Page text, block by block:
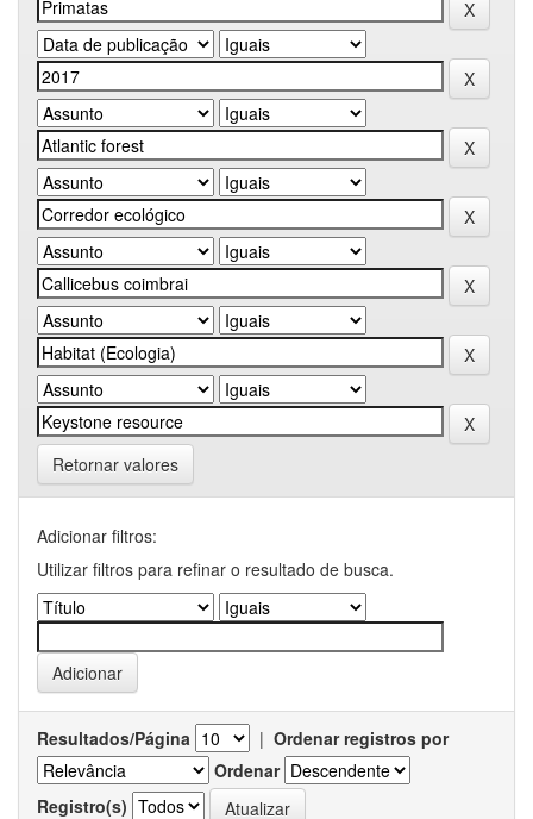
Retornar valores
Adicionar filtros:
Utilizar filtros para refinar o resultado de busca.
Resultados/Página | Ordenar registros por
Ordenar
Registro(s)